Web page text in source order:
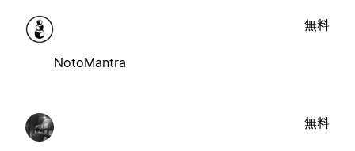
NotoMantra
無料
無料